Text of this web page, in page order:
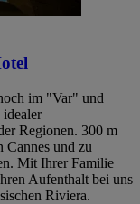
im "Var" und
Regionen. 300 m
Cannes und zu
Mit Ihrer Familie
Aufenthalt bei uns
Riviera.